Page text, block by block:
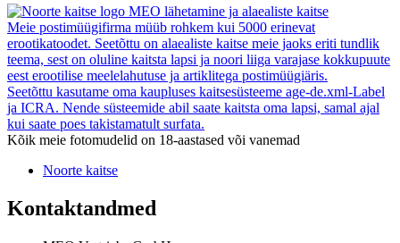
MEO lähetamine ja alaealiste kaitse
Meie postimüügifirma müüb rohkem kui 5000 erinevat
erootikatoodet. Seetõttu on alaealiste kaitse meie jaoks eriti tundlik
teema, sest on oluline kaitsta lapsi ja noori liiga varajase kokkupuute
eest erootilise meelelahutuse ja artiklitega postimüügiäris.
Seetõttu kasutame oma kaupluses kaitsesüsteeme age-de.xml-Label
ja ICRA. Nende süsteemide abil saate kaitsta oma lapsi, samal ajal
kui saate poes takistamatult surfata.
Kõik meie fotomudelid on 18-aastased või vanemad
Noorte kaitse
Kontaktandmed